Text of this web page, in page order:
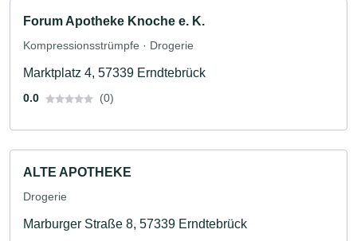
Forum Apotheke Knoche e. K.
Kompressionsstrümpfe · Drogerie
Marktplatz 4, 57339 Erndtebrück
0.0 (0)
ALTE APOTHEKE
Drogerie
Marburger Straße 8, 57339 Erndtebrück